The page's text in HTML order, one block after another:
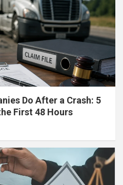
Do After a Crash: 5
First 48 Hours